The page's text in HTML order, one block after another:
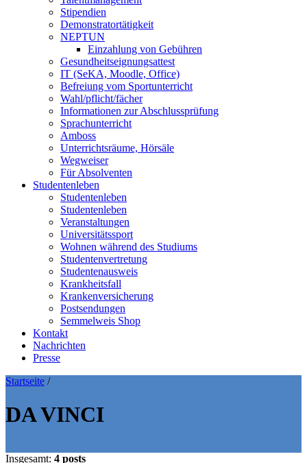
Stipendien
Demonstratortätigkeit
NEPTUN
Einzahlung von Gebühren
Gesundheitseignungsattest
IT (SeKA, Moodle, Office)
Befreiung vom Sportunterricht
Wahl/pflicht/fächer
Informationen zur Abschlussprüfung
Sprachunterricht
Amboss
Unterrichtsräume, Hörsäle
Wegweiser
Für Absolventen
Studentenleben
Studentenleben
Studentenleben
Veranstaltungen
Universitätssport
Wohnen während des Studiums
Studentenvertretung
Studentenausweis
Krankheitsfall
Krankenversicherung
Postsendungen
Semmelweis Shop
Kontakt
Nachrichten
Presse
Startseite /
DA VINCI
Insgesamt: 4 posts